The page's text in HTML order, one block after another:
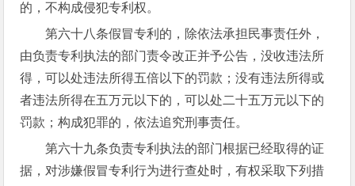
的，不构成侵犯专利权。
第六十八条假冒专利的，除依法承担民事责任外，
由负责专利执法的部门责令改正并予公告，没收违法所
得，可以处违法所得五倍以下的罚款；没有违法所得或
者违法所得在五万元以下的，可以处二十五万元以下的
罚款；构成犯罪的，依法追究刑事责任。
第六十九条负责专利执法的部门根据已经取得的证
据，对涉嫌假冒专利行为进行查处时，有权采取下列措